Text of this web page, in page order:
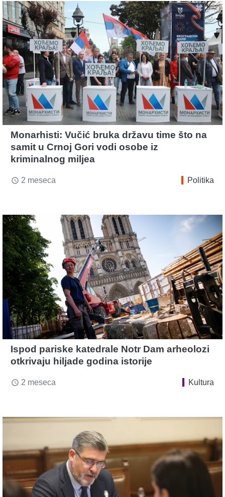
Monarhisti: Vučić bruka državu time što na
samit u Crnoj Gori vodi osobe iz
kriminalnog miljea
access_time 2 meseca Politika
Ispod pariske katedrale Notr Dam arheolozi
otkrivaju hiljade godina istorije
access_time 2 meseca Kultura